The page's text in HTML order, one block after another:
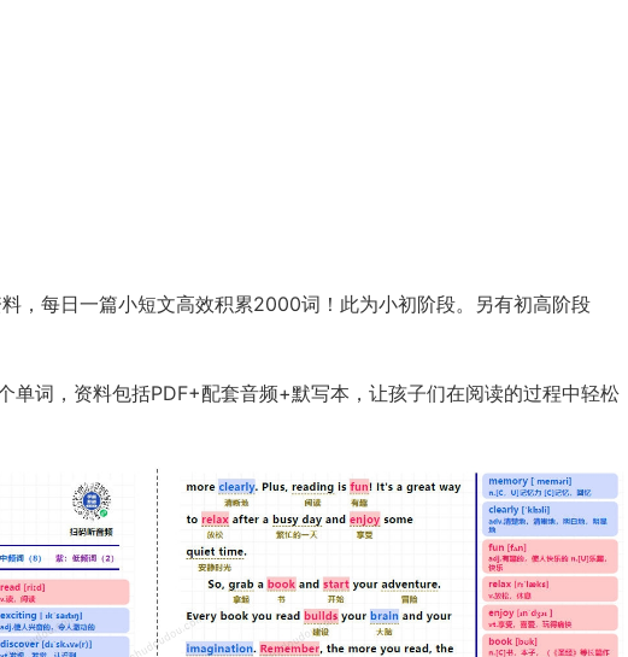
，每日一篇小短文高效积累2000词！此为小初阶段。另有初高阶段
单词，资料包括PDF+配套音频+默写本，让孩子们在阅读的过程中轻松